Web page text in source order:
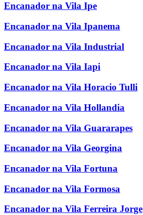
Encanador na Vila Ipe
Encanador na Vila Ipanema
Encanador na Vila Industrial
Encanador na Vila Iapi
Encanador na Vila Horacio Tulli
Encanador na Vila Hollandia
Encanador na Vila Guararapes
Encanador na Vila Georgina
Encanador na Vila Fortuna
Encanador na Vila Formosa
Encanador na Vila Ferreira Jorge